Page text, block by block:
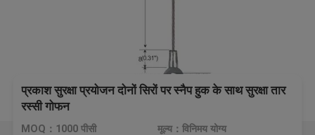
प्रकाश सुरक्षा प्रयोजन दोनों सिरों पर स्नैप हुक के साथ सुरक्षा तार
रस्सी गोफन
MOQ：1000 पीसी मूल्य：विनिमय योग्य